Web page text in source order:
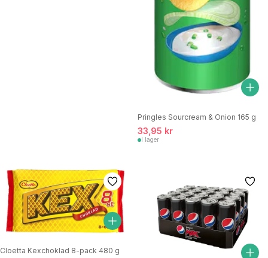
Pringles Sourcream & Onion 165 g
33,95 kr
I lager
Cloetta Kexchoklad 8-pack 480 g